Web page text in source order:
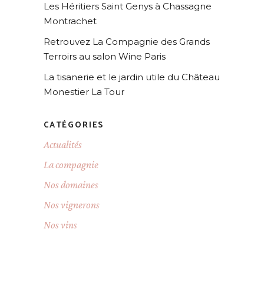
Les Héritiers Saint Genys à Chassagne
Montrachet
Retrouvez La Compagnie des Grands
Terroirs au salon Wine Paris
La tisanerie et le jardin utile du Château
Monestier La Tour
CATÉGORIES
Actualités
La compagnie
Nos domaines
Nos vignerons
Nos vins